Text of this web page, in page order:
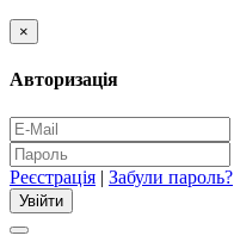
×
Авторизація
Реєстрація | Забули пароль?